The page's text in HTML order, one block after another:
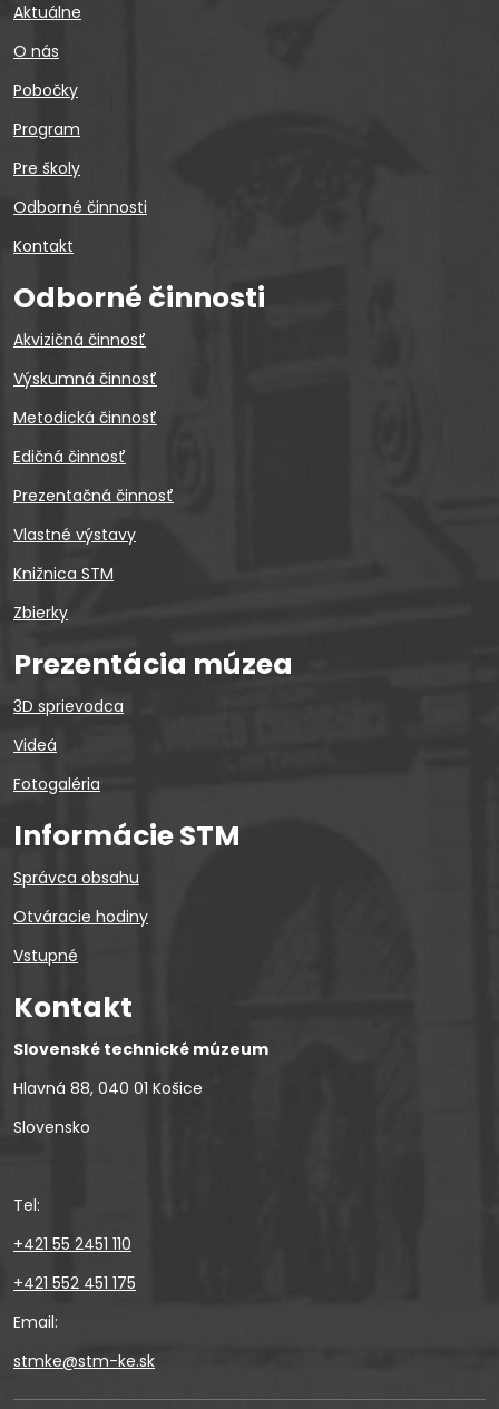
Aktuálne
O nás
Pobočky
Program
Pre školy
Odborné činnosti
Kontakt
Odborné činnosti
Akvizičná činnosť
Výskumná činnosť
Metodická činnosť
Edičná činnosť
Prezentačná činnosť
Vlastné výstavy
Knižnica STM
Zbierky
Prezentácia múzea
3D sprievodca
Videá
Fotogaléria
Informácie STM
Správca obsahu
Otváracie hodiny
Vstupné
Kontakt
Slovenské technické múzeum
Hlavná 88, 040 01 Košice
Slovensko
Tel:
+421 55 2451 110
+421 552 451 175
Email:
stmke@stm-ke.sk